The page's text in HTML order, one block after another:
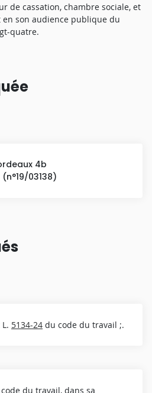
de cassation, chambre sociale, et
son audience publique du
quatre.
4b
03138)
5134-24 du code du travail ;.
du travail, dans sa